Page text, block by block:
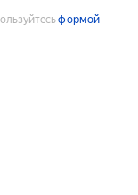
формой